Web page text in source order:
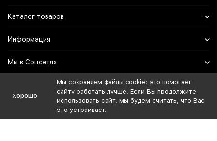
Каталог товаров
Информация
Мы в Соцсетях
Политика персональных данных
Хорошо
Мы сохраняем файлы cookie: это помогает
сайту работать лучше. Если Вы продолжите
использовать сайт, мы будем считать, что Вас
это устраивает.